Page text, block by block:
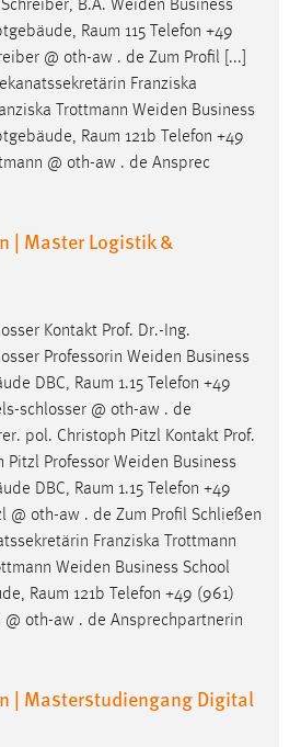
B.A. Weiden Business
Raum 115 Telefon +49
@ oth-aw . de Zum Profil [...]
Franziska
Trottmann Weiden Business
Raum 121b Telefon +49
@ oth-aw . de Ansprec
| Master Logistik &
Kontakt Prof. Dr.-Ing.
Professorin Weiden Business
DBC, Raum 1.15 Telefon +49
schlosser @ oth-aw . de
pol. Christoph Pitzl Kontakt Prof.
Pitzl Professor Weiden Business
DBC, Raum 1.15 Telefon +49
@ oth-aw . de Zum Profil Schließen
Franziska Trottmann
Weiden Business School
Raum 121b Telefon +49 (961)
oth-aw . de Ansprechpartnerin
| Masterstudiengang Digital
helfen uns zu verstehen, wie
Website nutzen.
werden von Drittanbietern
Werbung anzuzeigen.
sie Besucher über Websites